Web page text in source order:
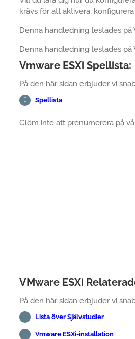
krävs för att aktivera,
Denna handledning testades på
Denna handledning testades på
Vmware ESXi Spellista:
På den här sidan erbjuder vi
Spellista
Glöm inte att prenumerera på
VMware ESXi
På den här sidan erbjuder vi
Lista över Självstudier
Vmware ESXi-installation